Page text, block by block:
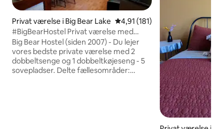
Privat værelse i Big Bear Lake 4,91 ud af 5 i gennemsnitlig
4,91 (181)
#BigBearHostel Privat værelse med
plads til 1-5 personer i landsbyen
Big Bear Hostel (siden 2007) - Du lejer
vores bedste private værelse med 2
dobbeltsenge og 1 dobbeltkøjeseng - 5
sovepladser. Delte fællesområder: